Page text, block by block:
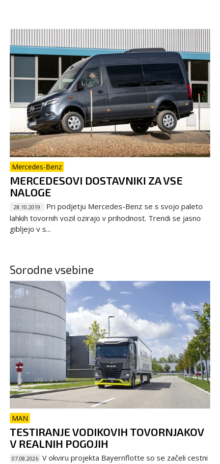
Mercedes-Benz
MERCEDESOVI DOSTAVNIKI ZA VSE
NALOGE
28.10.2019
Pri podjetju Mercedes-Benz se s svojo paleto
lahkih tovornih vozil ozirajo v prihodnost. Trendi se jasno
gibljejo v s...
Sorodne vsebine
MAN
TESTIRANJE VODIKOVIH TOVORNJAKOV
V REALNIH POGOJIH
07.08.2026 V okviru projekta Bayernflotte so se začeli cestni